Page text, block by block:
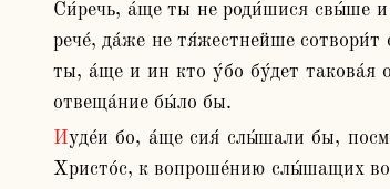
Си́речь, а́ще ты не роди́шися свы́ше и
рече́, да́же не тя́жестнейше
ты, а́ще и ин кто у́бо бу́дет такова́я
отвеща́ние бы́ло бы.
Иуде́и бо, а́ще сия́ слы́шали бы, посмея́вшеся у́бо отшли́ бы; сей же и всем любоуче́нное показу́ет. Сего́ ра́ди бо и не я́вственне во мно́гих ме́стех веща́ет
Христо́с, к вопроше́нию слы́шащих